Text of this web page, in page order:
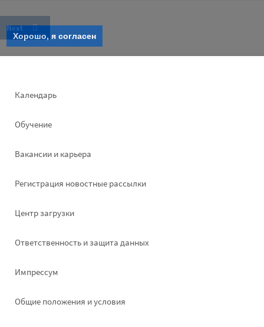
Хорошо, я согласен
Footer
Календарь
Обучение
Вакансии и карьера
Pегистрация новостные рассылки
Footer
Центр загрузки
Ответственность и защита данных
Импрессум
Общие положения и условия